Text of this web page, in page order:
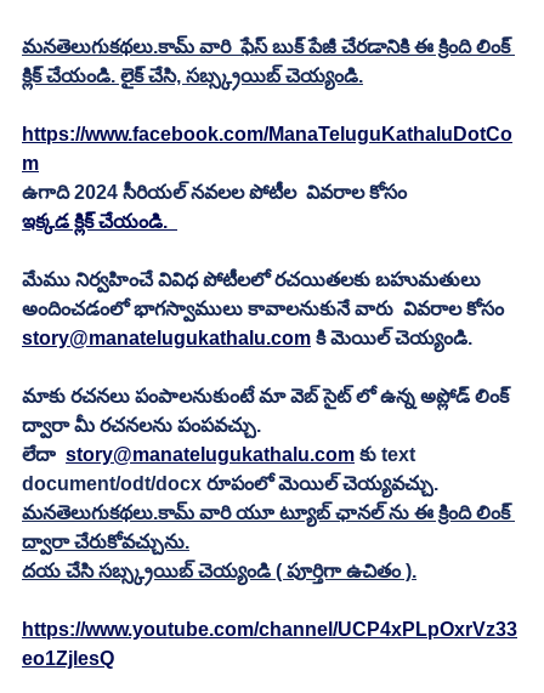
మనతెలుగుకథలు.కామ్ వారి  ఫేస్ బుక్ పేజీ చేరడానికి ఈ క్రింది లింక్
క్లిక్ చేయండి. లైక్ చేసి, సబ్స్క్రయిబ్ చెయ్యండి.
https://www.facebook.com/ManaTeluguKathaluDotCo
m
ఉగాది 2024 సీరియల్ నవలల పోటీల  వివరాల కోసం
ఇక్కడ క్లిక్ చేయండి.
మేము నిర్వహించే వివిధ పోటీలలో రచయితలకు బహుమతులు
అందించడంలో భాగస్వాములు కావాలనుకునే వారు  వివరాల కోసం
story@manatelugukathalu.com కి మెయిల్ చెయ్యండి.
మాకు రచనలు పంపాలనుకుంటే మా వెబ్ సైట్ లో ఉన్న అప్లోడ్ లింక్
ద్వారా మీ రచనలను పంపవచ్చు.
లేదా story@manatelugukathalu.com కు text
document/odt/docx రూపంలో మెయిల్ చెయ్యవచ్చు.
మనతెలుగుకథలు.కామ్ వారి యూ ట్యూబ్ ఛానల్ ను ఈ క్రింది లింక్
ద్వారా చేరుకోవచ్చును.
దయ చేసి సబ్స్క్రయిబ్ చెయ్యండి ( పూర్తిగా ఉచితం ).
https://www.youtube.com/channel/UCP4xPLpOxrVz33
eo1ZjlesQ